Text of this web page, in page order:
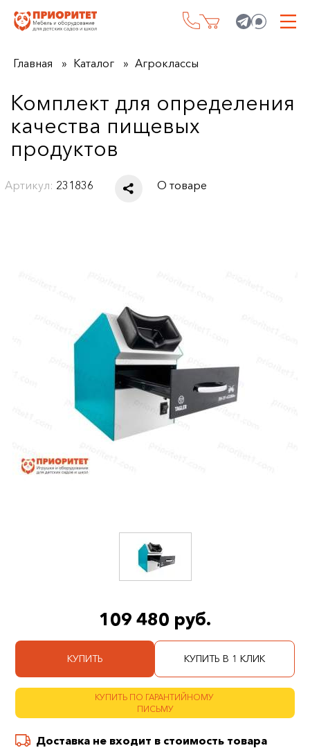
Главная Каталог Агроклассы
Комплект для определения
качества пищевых
продуктов
Артикул: 231836 О товаре
109 480 руб.
КУПИТЬ КУПИТЬ В 1 КЛИК
КУПИТЬ ПО ГАРАНТИЙНОМУ
ПИСЬМУ
Доставка не входит в стоимость товара